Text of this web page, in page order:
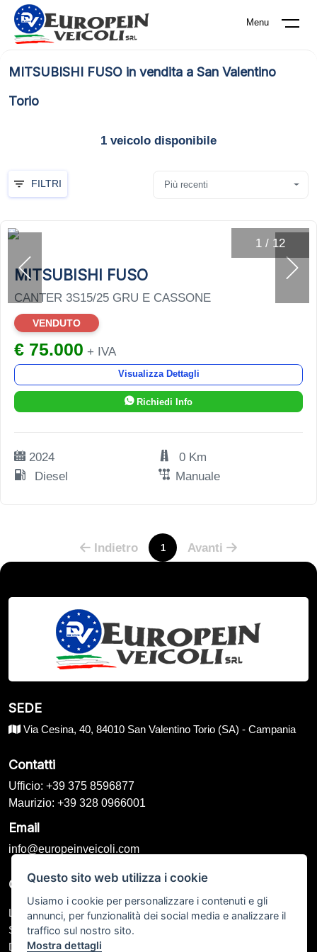
Menu
Questo sito web utilizza i cookie
Usiamo i cookie per personalizzare i contenuti e gli
annunci, per funzionalità dei social media e analizzare il
traffico sul nostro sito.
Mostra dettagli
MITSUBISHI FUSO in vendita a San Valentino
Torio
1 veicolo disponibile
Più recenti
FILTRI
1 / 12
MITSUBISHI FUSO
CANTER 3S15/25 GRU E CASSONE
VENDUTO
€ 75.000 + IVA
Visualizza Dettagli
Richiedi Info
2024
0 Km
Diesel
Manuale
Indietro 1 Avanti
SEDE
Via Cesina, 40, 84010 San Valentino Torio (SA) - Campania
Contatti
Ufficio: +39 375 8596877
Maurizio: +39 328 0966001
Email
info@europeinveicoli.com
Orari di Apertura
Lunedì – Venerdì: 09:00 - 13:00 / 15:00 - 19:00
Sabato: 09:00 - 12:00 / Chiuso
Domenica: Su appuntamento